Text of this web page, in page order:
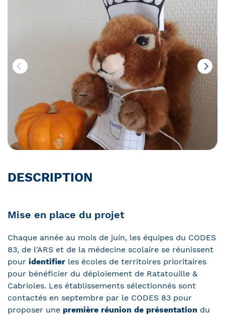
DESCRIPTION
Mise en place du projet
Chaque année au mois de juin, les équipes du CODES
83, de l'ARS et de la médecine scolaire se réunissent
pour identifier les écoles de territoires prioritaires
pour bénéficier du déploiement de Ratatouille &
Cabrioles. Les établissements sélectionnés sont
contactés en septembre par le CODES 83 pour
proposer une première réunion de présentation du